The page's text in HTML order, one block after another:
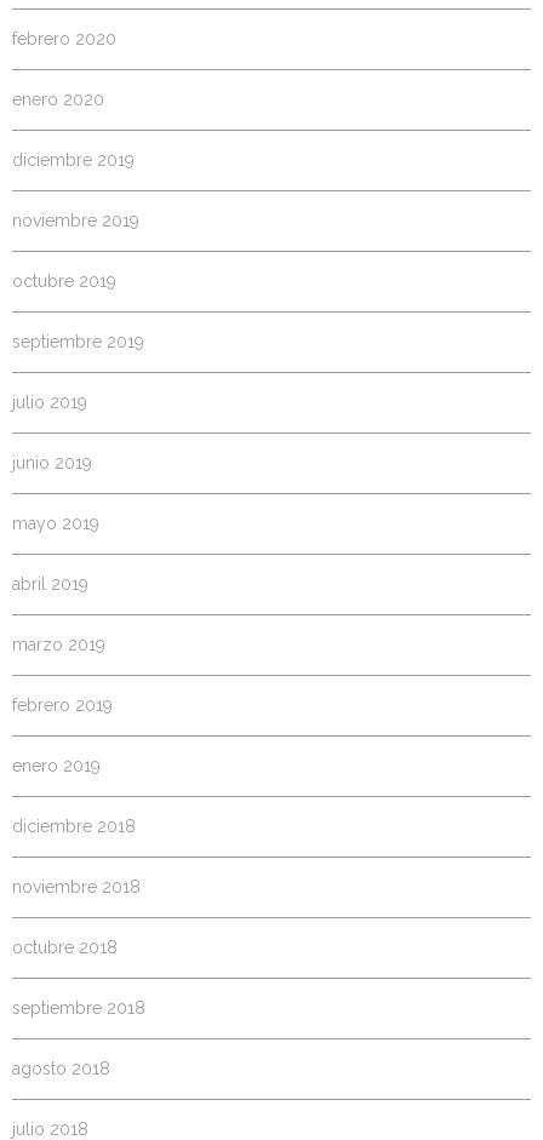
febrero 2020
enero 2020
diciembre 2019
noviembre 2019
octubre 2019
septiembre 2019
julio 2019
junio 2019
mayo 2019
abril 2019
marzo 2019
febrero 2019
enero 2019
diciembre 2018
noviembre 2018
octubre 2018
septiembre 2018
agosto 2018
julio 2018